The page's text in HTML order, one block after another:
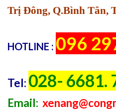
Trị Đông, Q.Bình Tân,
HOTLINE : 096
Tel: 028- 6681.
Email: